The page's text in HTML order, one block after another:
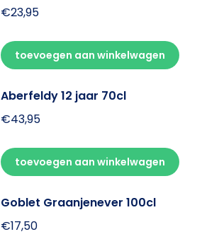
€23,95
toevoegen aan winkelwagen
Aberfeldy 12 jaar 70cl
€43,95
toevoegen aan winkelwagen
Goblet Graanjenever 100cl
€17,50